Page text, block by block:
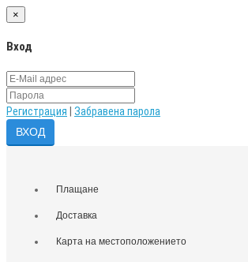
×
Вход
Регистрация Забравена парола
Плащане
Доставка
Карта на местоположението